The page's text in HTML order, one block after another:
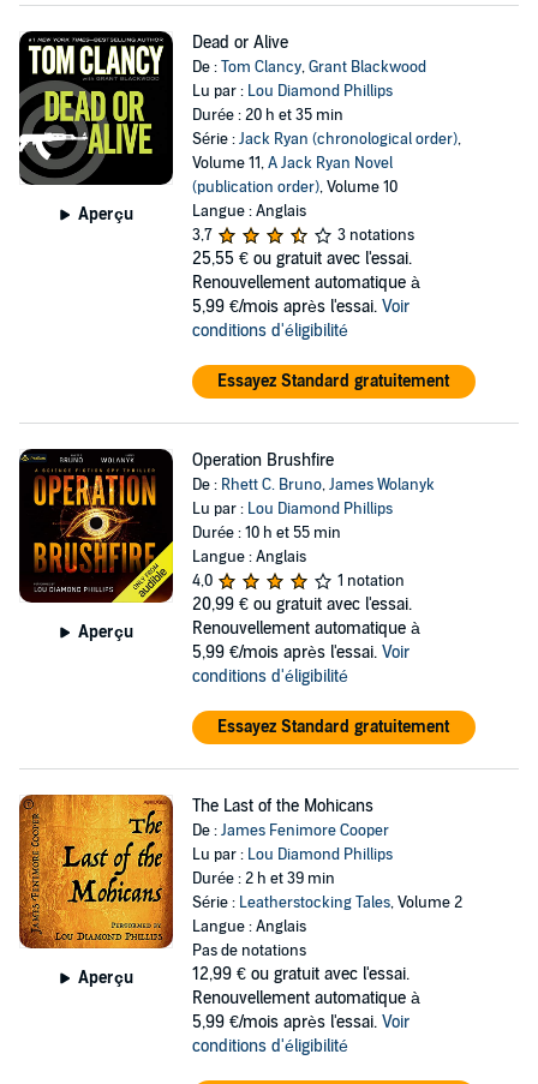
Aperçu
Dead or Alive
De :Tom Clancy,Grant Blackwood
Lu par : Lou Diamond Phillips
Durée : 20 h et 35 min
Série :Jack Ryan (chronological order),
Volume 11,A Jack Ryan Novel
(publication order), Volume 10
Langue : Anglais
3,7
3 notations
25,55 € ou gratuit avec l'essai.
Renouvellement automatique à
5,99 €/mois après l'essai. Voir
conditions d'éligibilité
Essayez Standard gratuitement
Aperçu
Operation Brushfire
De : Rhett C. Bruno,James Wolanyk
Lu par : Lou Diamond Phillips
Durée : 10 h et 55 min
Langue : Anglais
4,0
1 notation
20,99 € ou gratuit avec l'essai.
Renouvellement automatique à
5,99 €/mois après l'essai. Voir
conditions d'éligibilité
Essayez Standard gratuitement
Aperçu
The Last of the Mohicans
De :James Fenimore Cooper
Lu par : Lou Diamond Phillips
Durée : 2 h et 39 min
Série : Leatherstocking Tales, Volume 2
Langue : Anglais
Pas de notations
12,99 € ou gratuit avec l'essai.
Renouvellement automatique à
5,99 €/mois après l'essai. Voir
conditions d'éligibilité